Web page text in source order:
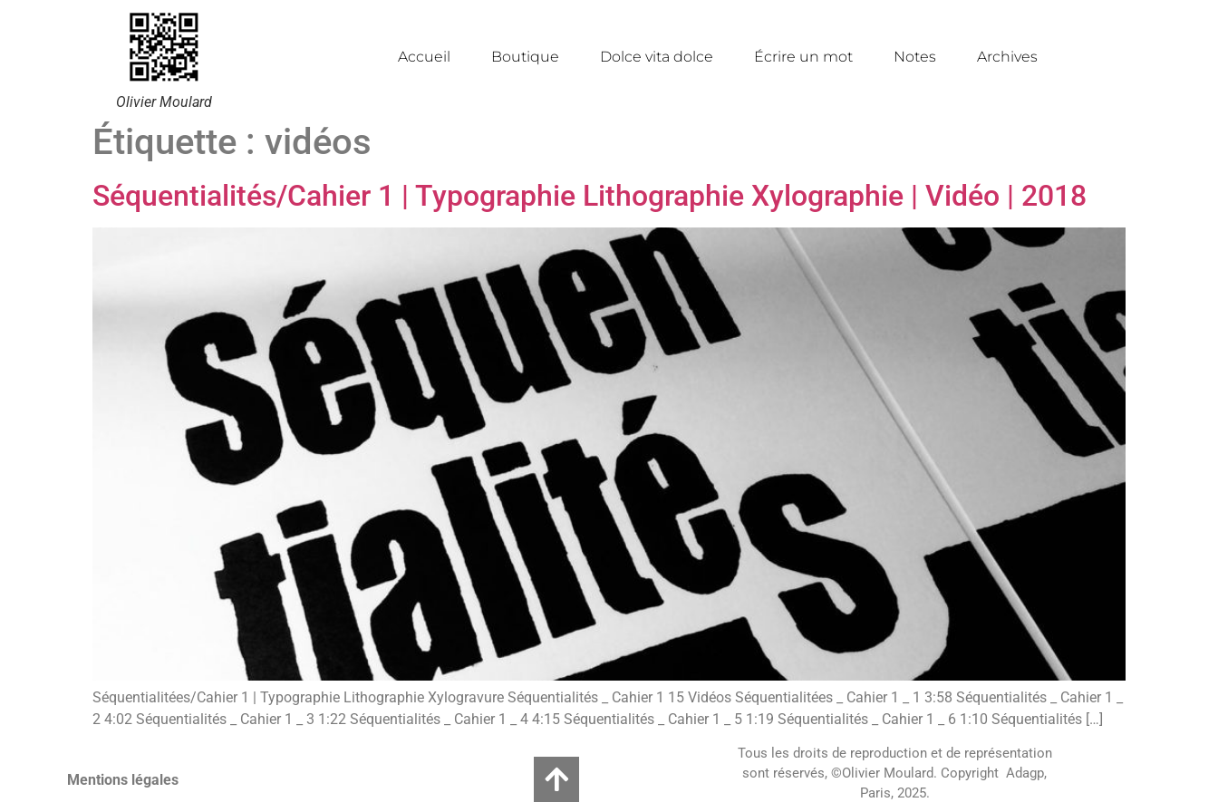
Olivier Moulard
Accueil Boutique Dolce vita dolce Écrire un mot Notes Archives
Étiquette : vidéos
Séquentialités/Cahier 1 | Typographie Lithographie Xylographie | Vidéo | 2018
Séquentialitées/Cahier 1 | Typographie Lithographie Xylogravure Séquentialités _ Cahier 1 15 Vidéos Séquentialitées _ Cahier 1 _ 1 3:58 Séquentialités _ Cahier 1 _
2 4:02 Séquentialités _ Cahier 1 _ 3 1:22 Séquentialités _ Cahier 1 _ 4 4:15 Séquentialités _ Cahier 1 _ 5 1:19 Séquentialités _ Cahier 1 _ 6 1:10 Séquentialités […]
Mentions légales
Tous les droits de reproduction et de représentation
sont réservés, ©Olivier Moulard. Copyright Adagp,
Paris, 2025.